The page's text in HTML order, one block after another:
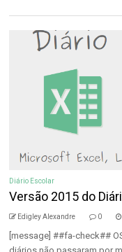
Diário Escolar
Versão 2015 do
Edigley Alexandre 0
[message] ##fa-check##